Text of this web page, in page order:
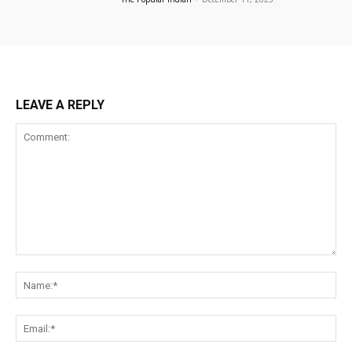
LEAVE A REPLY